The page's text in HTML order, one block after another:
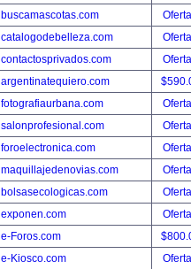
buscamascotas.com
catalogodebelleza.com
contactosprivados.com
argentinatequiero.com
fotografiaurbana.com
salonprofesional.com
foroelectronica.com
maquillajedenovias.com
bolsasecologicas.com
exponen.com
e-Foros.com
e-Kiosco.com